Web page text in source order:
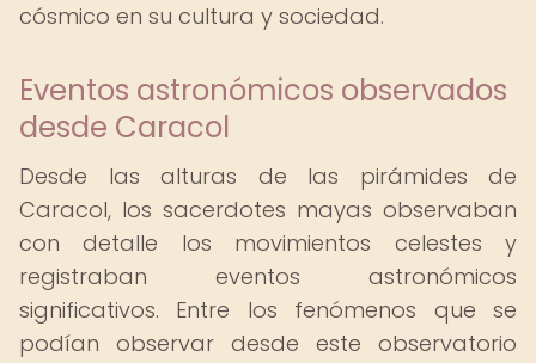
cósmico en su cultura y sociedad.
Eventos astronómicos observados
desde Caracol
Desde las alturas de las pirámides de
Caracol, los sacerdotes mayas observaban
con detalle los movimientos celestes y
registraban eventos astronómicos
significativos. Entre los fenómenos que se
podían observar desde este observatorio